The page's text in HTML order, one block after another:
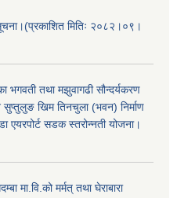
मितिः २०८२।०९।
भगवती तथा मझुवागढी सौन्दर्यकरण
सुप्तुलुङ खिम तिनचुला (भवन) निर्माण
एयरपोर्ट सडक स्तरोन्नती योजना।
मा.वि.को मर्मत् तथा घेराबारा